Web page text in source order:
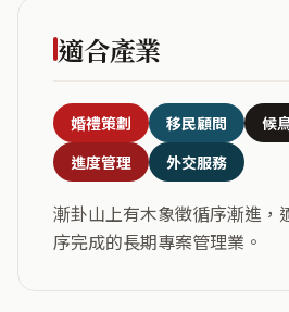
適合產業
婚禮策劃 移民顧問
候
進度管理
外交服務
漸卦山上有木象徵循序漸進，
序完成的長期專案管理業。